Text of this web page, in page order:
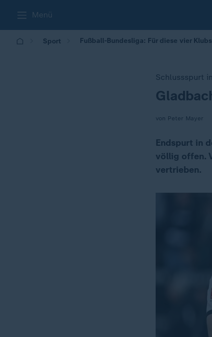
Menü
Sport Fußball-Bundesliga: Für diese vier
Schlussspurt
:
von Peter Mayer
Endspurt in
völlig offen.
vertrieben.